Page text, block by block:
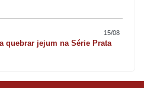
15/08
quebrar jejum na Série Prata